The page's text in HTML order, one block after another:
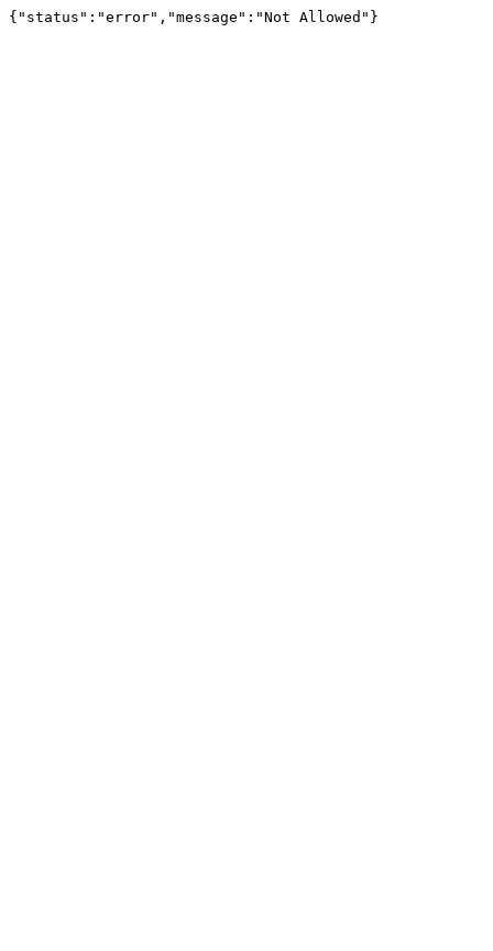
{"status":"error","message":"Not Allowed"}